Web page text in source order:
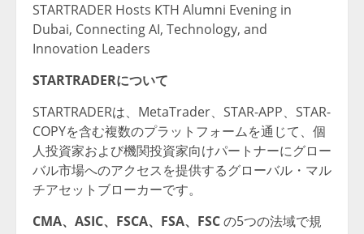
STARTRADER Hosts KTH Alumni Evening in
Dubai, Connecting AI, Technology, and
Innovation Leaders
STARTRADERについて
STARTRADERは、MetaTrader、STAR-APP、STAR-
COPYを含む複数のプラットフォームを通じて、個
人投資家および機関投資家向けパートナーにグロー
バル市場へのアクセスを提供するグローバル・マル
チアセットブローカーです。
CMA、 ASIC、 FSCA、 FSA、 FSCの5つの法域で規